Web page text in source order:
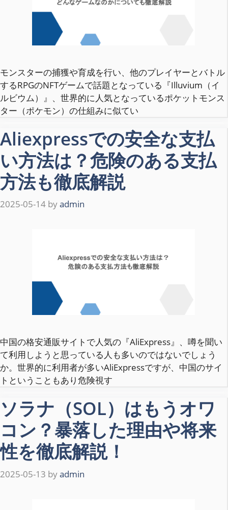
モンスターの捕獲や育成を行い、他のプレイヤーとバトル
するRPGのNFTゲームで話題となっている『Illuvium（イ
ルビウム）』、世界的に人気となっているポケットモンス
ター（ポケモン）の仕組みに似てい
Aliexpressでの安全な支払
い方法は？危険のある支払
方法も徹底解説
2025-05-14 byadmin
中国の格安通販サイトで人気の『AliExpress』、噂を聞い
て利用しようと思っている人も多いのではないでしょう
か。世界的に利用者が多いAliExpressですが、中国のサイ
トということもあり危険視す
ソラナ（SOL）はもうオワ
コン？暴落した理由や将来
性を徹底解説！
2025-05-13 byadmin